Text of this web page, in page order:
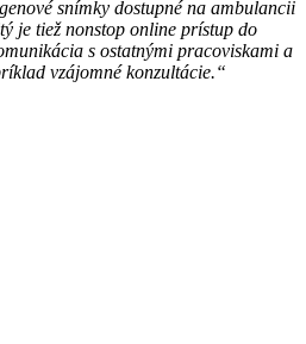
snímky dostupné na ambulancii
je tiež nonstop online prístup do
s ostatnými pracoviskami a
vzájomné konzultácie.“